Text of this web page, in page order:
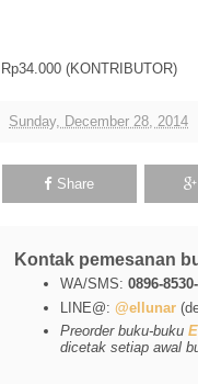
(KONTRIBUTOR)
Sunday, December 28, 2014
Share
Kontak pemesanan
WA/SMS:0896-
LINE@:@ellunar
Preorder buku-buku
dicetak setiap awal